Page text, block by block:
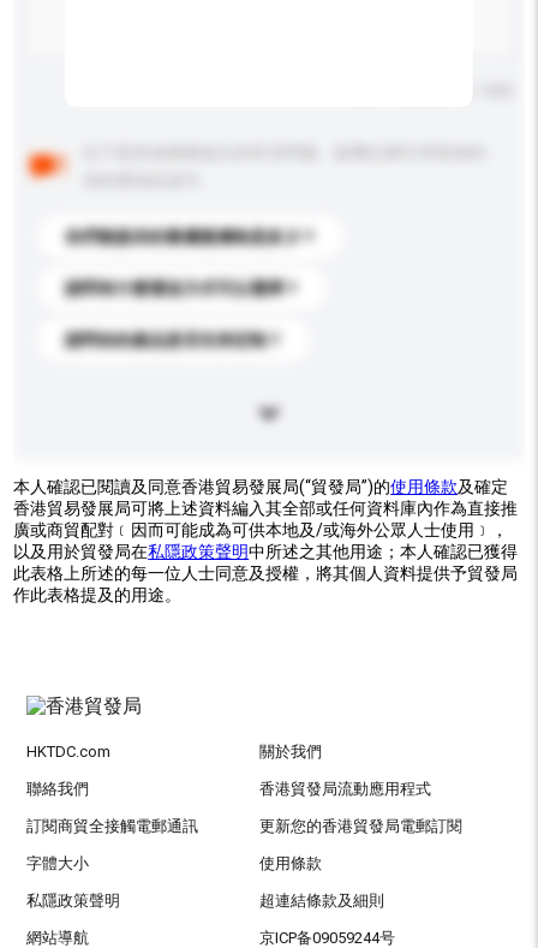
你們能提供的最優惠價格是多少？
請問有什麼運送方式可以選擇？
請問你的產品是否支持定制？
本人確認已閱讀及同意香港貿易發展局(“貿發局”)的使用條款及確定
香港貿易發展局可將上述資料編入其全部或任何資料庫內作為直接推
廣或商貿配對﹝因而可能成為可供本地及/或海外公眾人士使用﹞，
以及用於貿發局在私隱政策聲明中所述之其他用途；本人確認已獲得
此表格上所述的每一位人士同意及授權，將其個人資料提供予貿發局
作此表格提及的用途。
HKTDC.com 關於我們
聯絡我們 香港貿發局流動應用程式
訂閱商貿全接觸電郵通訊 更新您的香港貿發局電郵訂閱
字體大小 使用條款
私隱政策聲明 超連結條款及細則
網站導航 京ICP备09059244号